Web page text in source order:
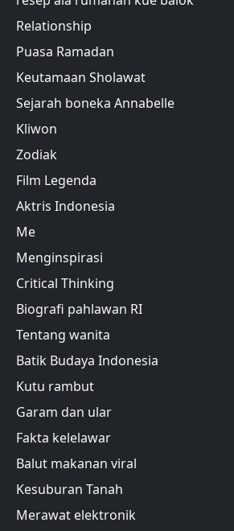
Relationship
Puasa Ramadan
Keutamaan Sholawat
Sejarah boneka Annabelle
Kliwon
Zodiak
Film Legenda
Aktris Indonesia
Me
Menginspirasi
Critical Thinking
Biografi pahlawan RI
Tentang wanita
Batik Budaya Indonesia
Kutu rambut
Garam dan ular
Fakta kelelawar
Balut makanan viral
Kesuburan Tanah
Merawat elektronik